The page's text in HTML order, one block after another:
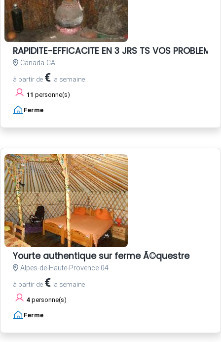
RAPIDITE-EFFICACITE EN 3 JRS TS VOS
Canada CA
à partir de € la semaine
11 personne(s)
Ferme
Yourte authentique sur ferme Ã©questre
Alpes-de-Haute-Provence 04
à partir de € la semaine
4 personne(s)
Ferme